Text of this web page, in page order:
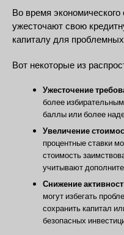
Во время
ужесточают свою
капиталу для
Вот некоторые из
Ужесточение
более
баллы или более
Увеличение
процентные ставки
стоимость
учитывают
Снижение
могут избегать
сохранить капитал
безопасных